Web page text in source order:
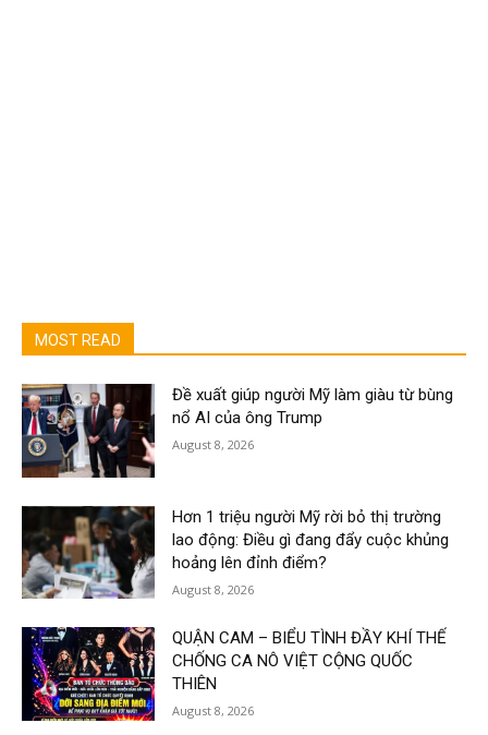
MOST READ
Đề xuất giúp người Mỹ làm giàu từ bùng
nổ AI của ông Trump
August 8, 2026
Hơn 1 triệu người Mỹ rời bỏ thị trường
lao động: Điều gì đang đẩy cuộc khủng
hoảng lên đỉnh điểm?
August 8, 2026
QUẬN CAM – BIỂU TÌNH ĐẦY KHÍ THẾ
CHỐNG CA NÔ VIỆT CỘNG QUỐC
THIÊN
August 8, 2026